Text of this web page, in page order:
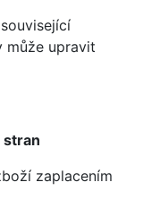
může upravit
stran
zaplacením